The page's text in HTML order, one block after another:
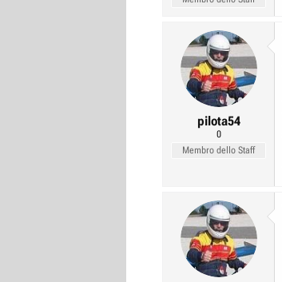
pilota54
0
Membro dello Staff